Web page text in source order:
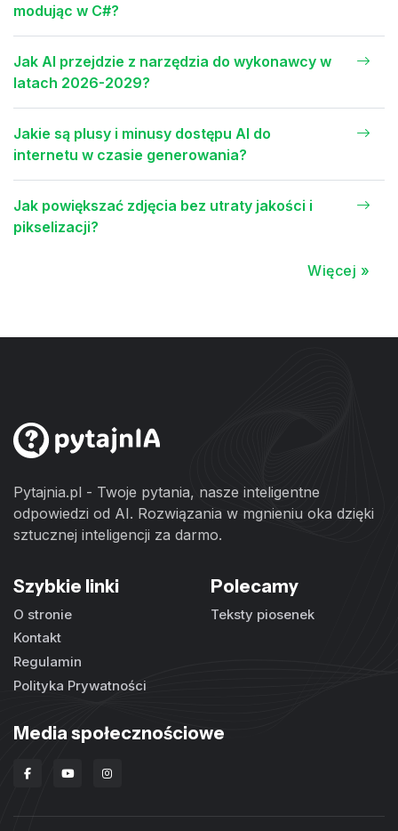
modując w C#?
Jak AI przejdzie z narzędzia do wykonawcy w
latach 2026-2029?
Jakie są plusy i minusy dostępu AI do
internetu w czasie generowania?
Jak powiększać zdjęcia bez utraty jakości i
pikselizacji?
Więcej »
Pytajnia.pl - Twoje pytania, nasze inteligentne
odpowiedzi od AI. Rozwiązania w mgnieniu oka dzięki
sztucznej inteligencji za darmo.
Szybkie linki
O stronie
Kontakt
Regulamin
Polityka Prywatności
Polecamy
Teksty piosenek
Media społecznościowe